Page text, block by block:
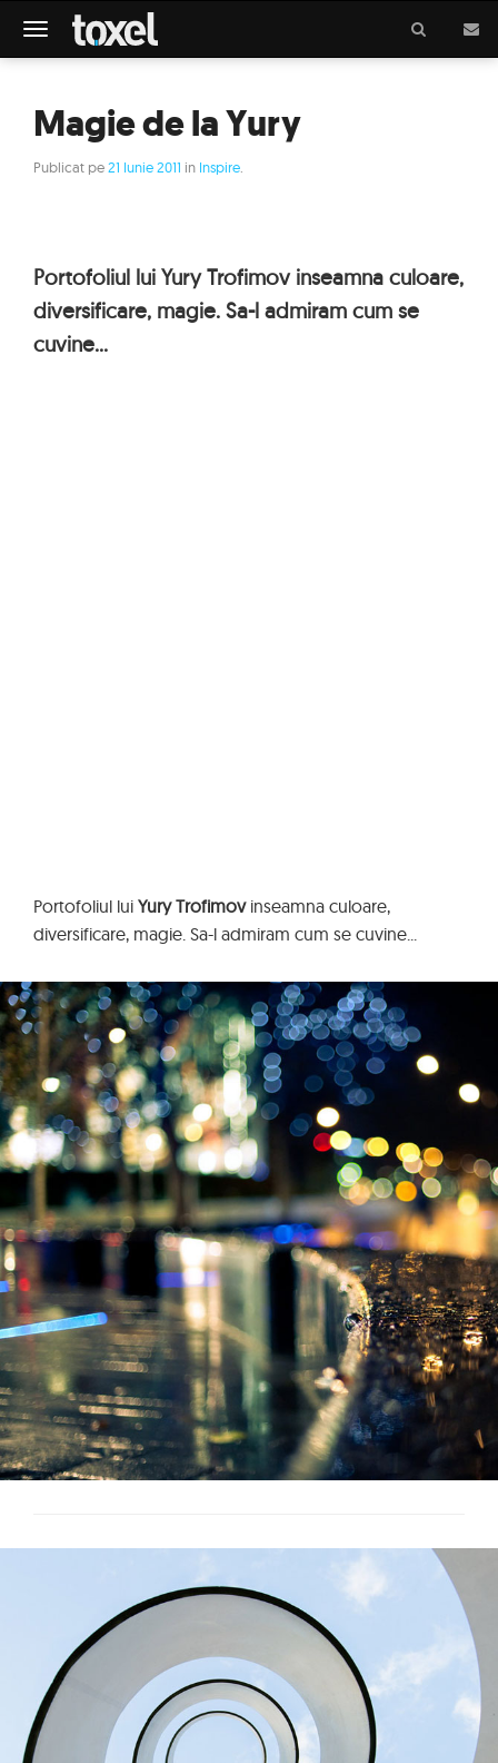
Meniu
Magie de la Yury
Publicat pe21 Iunie 2011 in Inspire
Portofoliul lui Yury Trofimov inseamna culoare,
diversificare, magie. Sa-l admiram cum se
cuvine...
Portofoliul lui Yury Trofimovinseamna culoare,
diversificare, magie. Sa-l admiram cum se cuvine...